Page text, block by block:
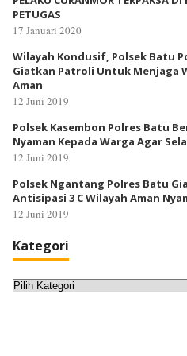
PETUGAS
17 Januari 2020
Wilayah Kondusif, Polsek Batu
Giatkan Patroli Untuk Menjaga
Aman
12 Juni 2019
Polsek Kasembon Polres Batu
Nyaman Kepada Warga Agar
12 Juni 2019
Polsek Ngantang Polres Batu
Antisipasi 3 C Wilayah Aman
12 Juni 2019
Kategori
Kategori